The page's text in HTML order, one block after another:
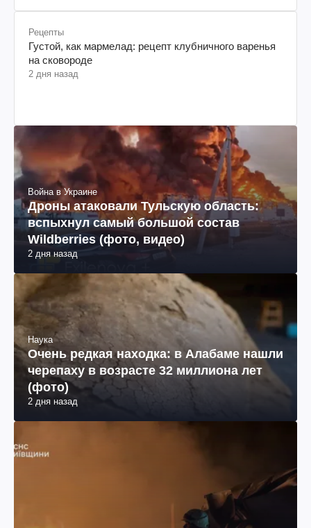
Рецепты
Густой, как мармелад: рецепт клубничного варенья
на сковороде
2 дня назад
Война в Украине
Дроны атаковали Тульскую область:
вспыхнул самый большой состав
Wildberries (фото, видео)
2 дня назад
Наука
Очень редкая находка: в Алабаме нашли
черепаху в возрасте 32 миллиона лет
(фото)
2 дня назад